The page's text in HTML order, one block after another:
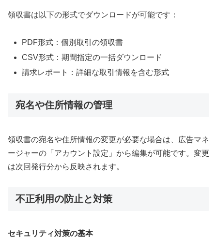
領収書は以下の形式でダウンロードが可能です：
PDF形式：個別取引の領収書
CSV形式：期間指定の一括ダウンロード
請求レポート：詳細な取引情報を含む形式
宛名や住所情報の管理
領収書の宛名や住所情報の変更が必要な場合は、広告マネ
ージャーの「アカウント設定」から編集が可能です。変更
は次回発行分から反映されます。
不正利用の防止と対策
セキュリティ対策の基本